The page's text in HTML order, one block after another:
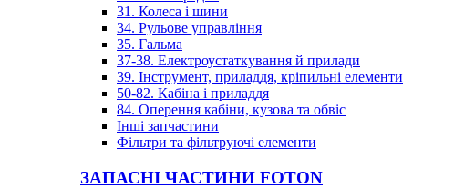
31. Колеса і шини
34. Рульове управління
35. Гальма
37-38. Електроустаткування й прилади
39. Інструмент, приладдя, кріпильні елементи
50-82. Кабіна і приладдя
84. Оперення кабіни, кузова та обвіс
Інші запчастини
Фільтри та фільтруючі елементи
ЗАПАСНІ ЧАСТИНИ FOTON